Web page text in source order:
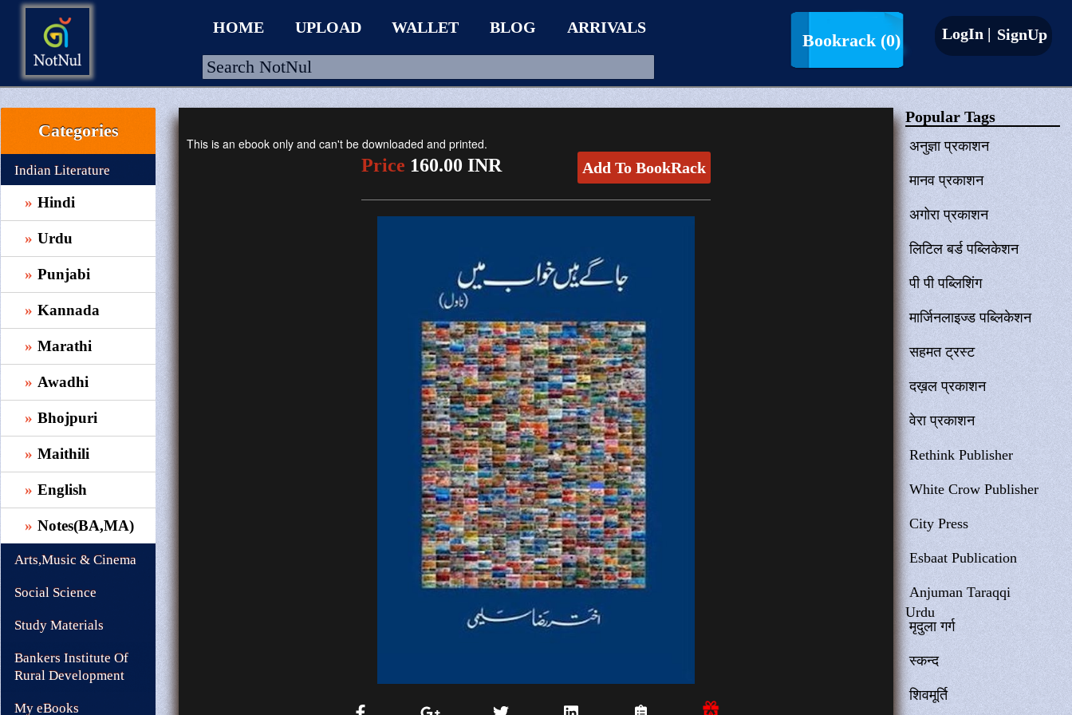
HOME
UPLOAD
WALLET
BLOG
ARRIVALS
CATEGORIES >
HOME UPLOAD WALLET BLOG ARRIVALS
Bookrack (0) LogIn | SignUp
Categories
Indian Literature
Hindi
Urdu
Punjabi
Kannada
Marathi
Awadhi
Bhojpuri
Maithili
English
Notes(BA,MA)
Arts,Music & Cinema
Social Science
Study Materials
Bankers Institute Of
Rural Development
My eBooks
This is an ebook only and can't be downloaded and printed.
Price 160.00 INR Add To BookRack
Popular Tags
अनुज्ञा प्रकाशन
मानव प्रकाशन
अगोरा प्रकाशन
लिटिल बर्ड पब्लिकेशन
पी पी पब्लिशिंग
मार्जिनलाइज्ड पब्लिकेशन
सहमत ट्रस्ट
दख़ल प्रकाशन
वेरा प्रकाशन
Rethink Publisher
White Crow Publisher
City Press
Esbaat Publication
Anjuman Taraqqi
Urdu
मृदुला गर्ग
स्कन्द
शिवमूर्ति